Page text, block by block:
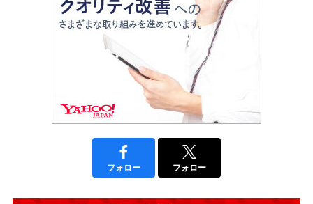
フォロー フォロー